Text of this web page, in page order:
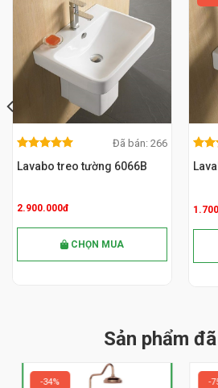
5.00out
of 5
MUA NGAY
5.00
out
of 5
Đã bán: 266
Lavabo treo tường 6066B
2.900.000đ
CHỌN MUA
5.00
of 5
5.00
of 5
Sản phẩm
34%